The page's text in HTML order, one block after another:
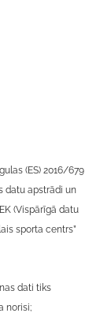
(ES) 2016/679
datu apstrādi un
(Vispārīgā datu
sporta centrs”
dati tiks
norisi;